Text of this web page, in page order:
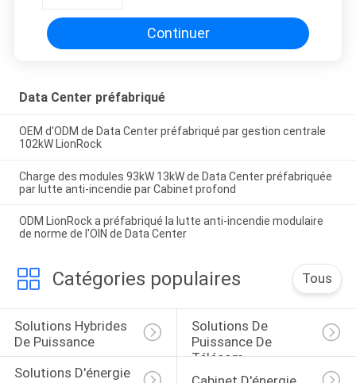
Continuer
Data Center préfabriqué
OEM d'ODM de Data Center préfabriqué par gestion centrale
102kW LionRock
Charge des modules 93kW 13kW de Data Center préfabriquée
par lutte anti-incendie par Cabinet profond
ODM LionRock a préfabriqué la lutte anti-incendie modulaire
de norme de l'OIN de Data Center
Catégories populaires Tous
Solutions Hybrides
De Puissance
Solutions De
Puissance De
Télécom
Solutions D'énergie